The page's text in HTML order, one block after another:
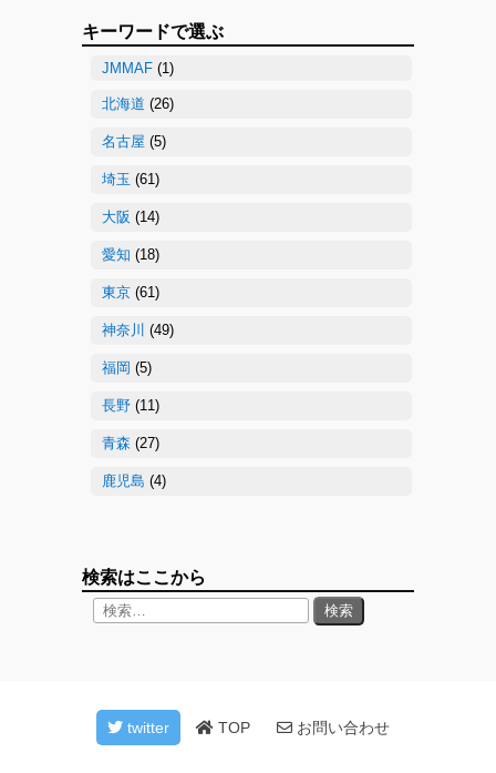
キーワードで選ぶ
JMMAF (1)
北海道 (26)
名古屋 (5)
埼玉 (61)
大阪 (14)
愛知 (18)
東京 (61)
神奈川 (49)
福岡 (5)
長野 (11)
青森 (27)
鹿児島 (4)
検索はここから
twitter TOP お問い合わせ